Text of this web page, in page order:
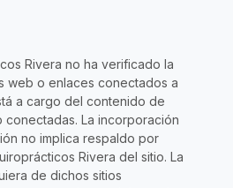
Rivera no ha verificado la
web o enlaces conectados a
a cargo del contenido de
conectadas. La incorporación
no implica respaldo por
Rivera del sitio. La
de dichos sitios